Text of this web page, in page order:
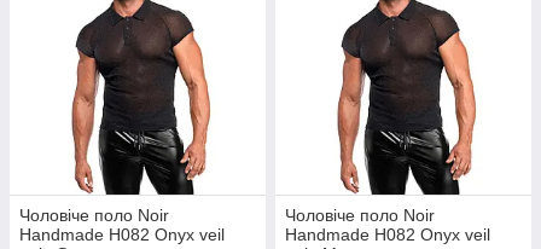
Чоловіче поло Noir
Handmade H082 Onyx veil
Чоловіче поло Noir
Handmade H082 Onyx veil